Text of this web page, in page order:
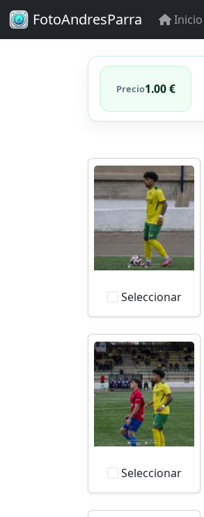
FotoAndresParra Inicio
Precio1.00 €
Seleccionar
Seleccionar